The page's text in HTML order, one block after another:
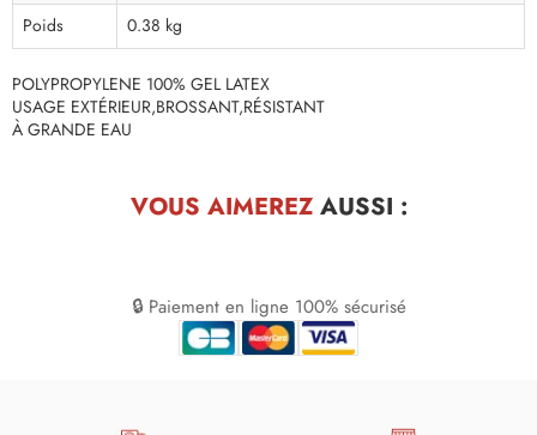
Poids
0.38 kg
POLYPROPYLENE 100% GEL LATEX
USAGE EXTÉRIEUR,BROSSANT,RÉSISTANT
À GRANDE EAU
VOUS AIMEREZAUSSI :
🔒 Paiement en ligne 100% sécurisé